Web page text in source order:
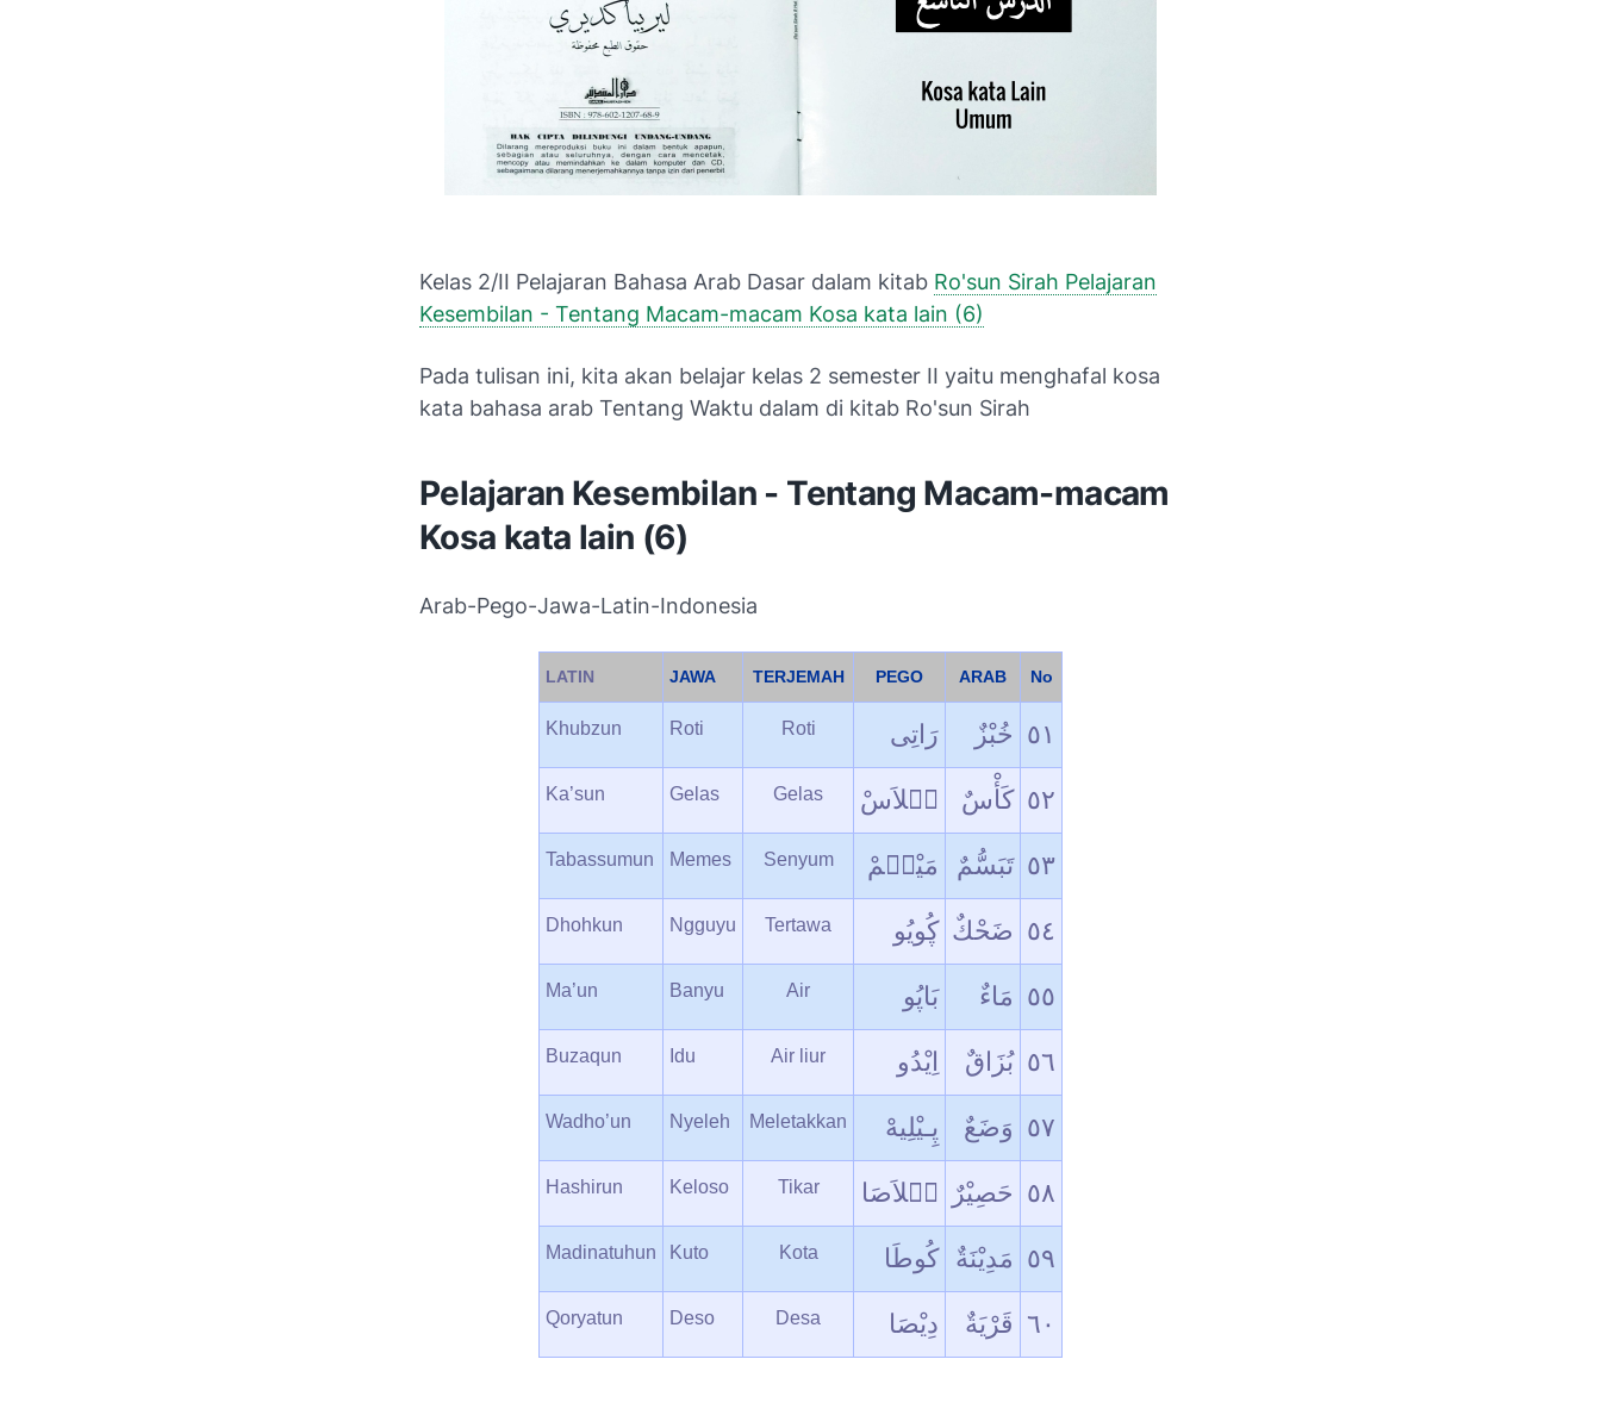
Kelas 2/II Pelajaran Bahasa Arab Dasar dalam kitab Ro'sun Sirah Pelajaran
Kesembilan - Tentang Macam-macam Kosa kata lain (6)
Pada tulisan ini, kita akan belajar kelas 2 semester II yaitu menghafal kosa
kata bahasa arab Tentang Waktu dalam di kitab Ro'sun Sirah
Pelajaran Kesembilan - Tentang Macam-macam
Kosa kata lain (6)
Arab-Pego-Jawa-Latin-Indonesia
LATIN JAWA TERJEMAH PEGO ARAB No
Khubzun Roti Roti رَاتِی خُبْزٌ ٥١
Ka’sun Gelas Gelas ڮۤلاَسْ کَأْسٌ ٥٢
Tabassumun Memes Senyum مَیْسۤمْ تَبَسُّمٌ ٥٣
Dhohkun Ngguyu Tertawa ڮُویُو ضَحْكٌ ٥٤
Ma’un Banyu Air بَاپُو مَاءٌ ٥٥
Buzaqun Idu Air liur اِیْدُو بُزَاقٌ ٥٦
Wadho’un Nyeleh Meletakkan پِـیْلِیهْ وَضَعٌ ٥٧
Hashirun Keloso Tikar کۤلاَصَا حَصِیْرٌ ٥٨
Madinatuhun Kuto Kota کُوطَا مَدِیْنَةٌ ٥٩
Qoryatun Deso Desa دِیْصَا قَرْیَةٌ ٦٠